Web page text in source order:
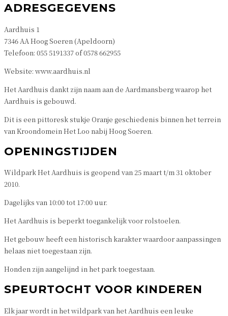
ADRESGEGEVENS
Aardhuis 1
7346 AA Hoog Soeren (Apeldoorn)
Telefoon: 055 5191337 of 0578 662955
Website: www.aardhuis.nl
Het Aardhuis dankt zijn naam aan de Aardmansberg waarop het
Aardhuis is gebouwd.
Dit is een pittoresk stukje Oranje geschiedenis binnen het terrein
van Kroondomein Het Loo nabij Hoog Soeren.
OPENINGSTIJDEN
Wildpark Het Aardhuis is geopend van 25 maart t/m 31 oktober
2010.
Dagelijks van 10:00 tot 17:00 uur.
Het Aardhuis is beperkt toegankelijk voor rolstoelen.
Het gebouw heeft een historisch karakter waardoor aanpassingen
helaas niet toegestaan zijn.
Honden zijn aangelijnd in het park toegestaan.
SPEURTOCHT VOOR KINDEREN
Elk jaar wordt in het wildpark van het Aardhuis een leuke